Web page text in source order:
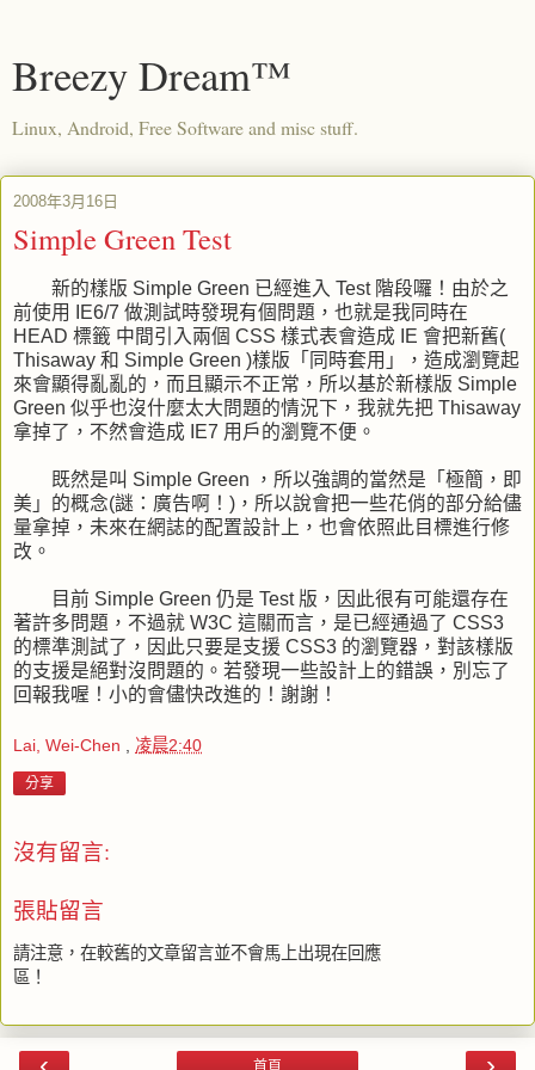
Breezy Dream™
Linux, Android, Free Software and misc stuff.
2008年3月16日
Simple Green Test
新的樣版 Simple Green 已經進入 Test 階段囉！由於之
前使用 IE6/7 做測試時發現有個問題，也就是我同時在
HEAD 標籤 中間引入兩個 CSS 樣式表會造成 IE 會把新舊(
Thisaway 和 Simple Green )樣版「同時套用」，造成瀏覽起
來會顯得亂亂的，而且顯示不正常，所以基於新樣版 Simple
Green 似乎也沒什麼太大問題的情況下，我就先把 Thisaway
拿掉了，不然會造成 IE7 用戶的瀏覽不便。
既然是叫 Simple Green ，所以強調的當然是「極簡，即
美」的概念(謎：廣告啊！)，所以說會把一些花俏的部分給儘
量拿掉，未來在網誌的配置設計上，也會依照此目標進行修
改。
目前 Simple Green 仍是 Test 版，因此很有可能還存在
著許多問題，不過就 W3C 這關而言，是已經通過了 CSS3
的標準測試了，因此只要是支援 CSS3 的瀏覽器，對該樣版
的支援是絕對沒問題的。若發現一些設計上的錯誤，別忘了
回報我喔！小的會儘快改進的！謝謝！
Lai, Wei-Chen , 凌晨2:40
分享
沒有留言:
張貼留言
請注意，在較舊的文章留言並不會馬上出現在回應
區！
首頁